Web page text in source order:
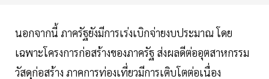
นอกจากนี้ ภาครัฐยังมีการเร่งเบิกจ่ายงบประมาณ โดย
เฉพาะโครงการก่อสร้างของภาครัฐ ส่งผลดีต่ออุตสาหกรรม
วัสดุก่อสร้าง ภาคการท่องเที่ยวมีการเติบโตต่อเนื่อง